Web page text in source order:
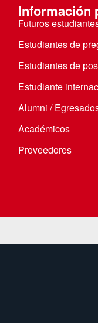
Información
Futuros
Estudiantes de
Estudiantes de
Estudiante
Alumni /
Académicos
Proveedores